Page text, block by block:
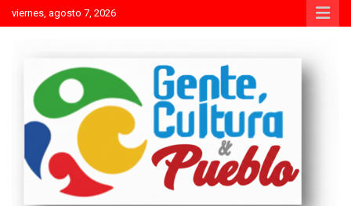
Skip
to
viernes, agosto 7, 2026